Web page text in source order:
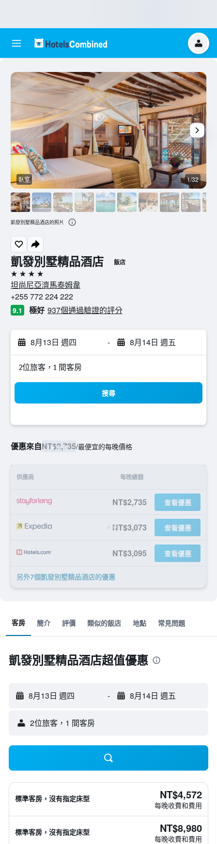
凱發別墅精品酒店 飯店
4星級
坦尚尼亞濟馬泰姆韋
+255 772 224 222
9.1 極好 937個通過驗證的評分
8月13日 週四 - 8月14日 週五
2位旅客，1 間客房
搜尋
優惠來自NT$2,735/最便宜的每晚價格
供應商 每晚總額
NT$2,735 查看優惠
NT$3,073 查看優惠
NT$3,095 查看優惠
另外7個凱發別墅精品酒店​的優惠
臥室 1/32
凱發別墅精品酒店的照片
客房 簡介 評價 類似的飯店 地點 常見問題
凱發別墅精品酒店超值優惠
8月13日 週四 - 8月14日 週五
2位旅客，1 間客房
標準客房，沒有指定床型 NT$4,572
每晚收費和費用
標準客房，沒有指定床型 NT$8,980
每晚收費和費用